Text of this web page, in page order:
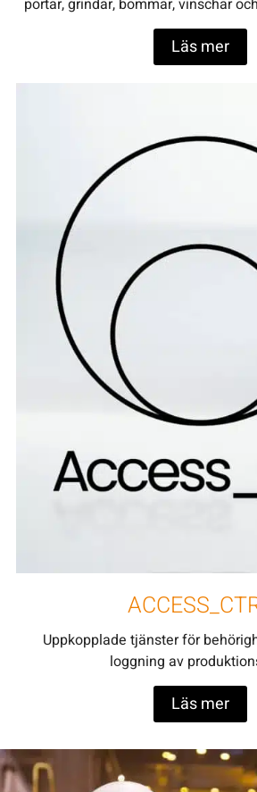
portar, grindar, bommar, vinschar
Läs mer
Uppkopplade tjänster för
loggning av
Läs mer